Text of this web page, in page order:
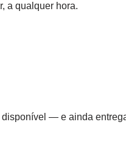
a qualquer hora.
disponível — e ainda